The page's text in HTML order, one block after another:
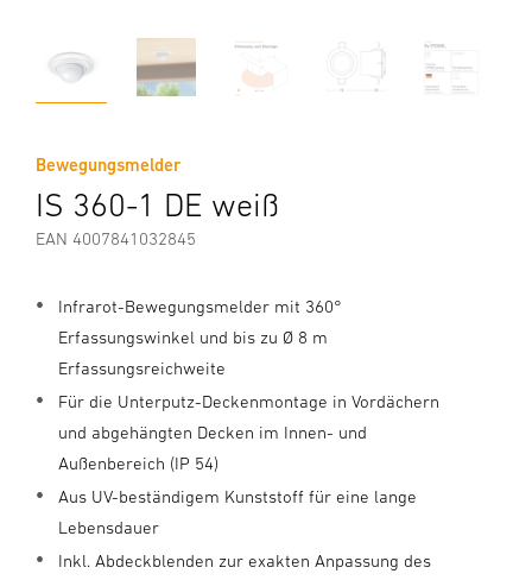
Bewegungsmelder
IS 360-1 DE weiß
EAN 4007841032845
Infrarot-Bewegungsmelder mit 360°
Erfassungswinkel und bis zu Ø 8 m
Erfassungsreichweite
Für die Unterputz-Deckenmontage in Vordächern
und abgehängten Decken im Innen- und
Außenbereich (IP 54)
Aus UV-beständigem Kunststoff für eine lange
Lebensdauer
Inkl. Abdeckblenden zur exakten Anpassung des